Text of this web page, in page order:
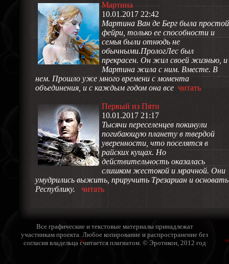
Мартина
10.01.2017 22:42
Мартина Ван де Берг была простой
фейри, только ее способности и
семья были отнюдь не
обычными.ПрологЛес был
прекрасен. Он жил своей жизнью, и
Мартина жила с ним. Вместе. В
нем. Прошло уже много времени с момента
объединения, и с каждым годом она все читать
Первый из Пяти
10.01.2017 21:17
Тысячи переселенцев покинули
погибающую планету в твердой
уверенности, что поселятся в
райских кущах. Но
действительность оказалась
слишком жестокой и мрачной. Они
умудрились выжить, приручить Трезариан и основать
Республику.
читать
Все графические и текстовые материалы принадлежат
участникам проекта. Любое копирование и распространение без
согласия владельца считается плагиатом. © Эротикон, 2012 год